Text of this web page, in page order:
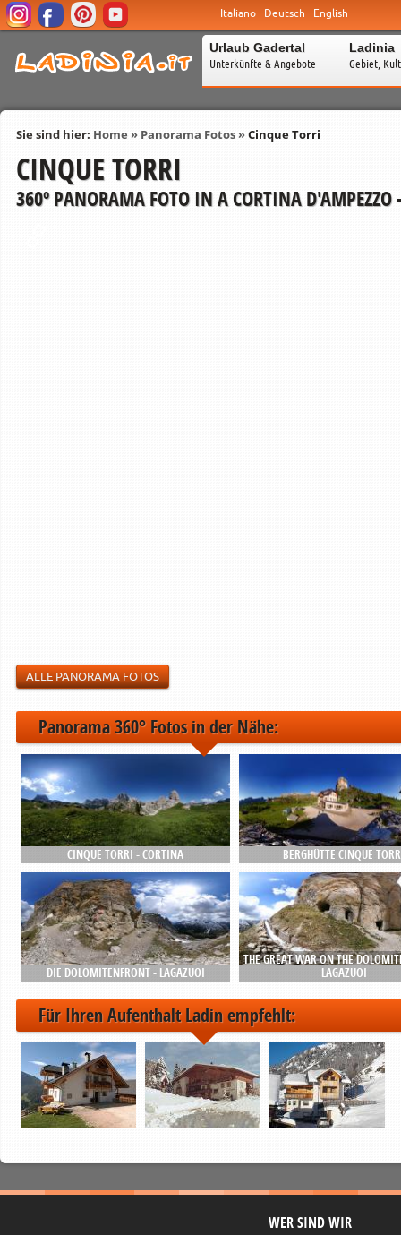
Italiano Deutsch English
Urlaub Gadertal
Unterkünfte & Angebote
Ladinia
Gebiet,
Sie sind hier: Home » Panorama Fotos»Cinque Torri
CINQUE TORRI
360º PANORAMA FOTO IN A CORTINA D'AMPEZZO
ALLE PANORAMA FOTOS
Panorama 360° Fotos in der Nähe:
CINQUE TORRI - CORTINA BERGHÜTTE CINQUE
DIE DOLOMITENFRONT - LAGAZUOI
THE GREAT WAR ON THE
LAGAZUOI
Für Ihren Aufenthalt Ladin empfehlt:
WER SIND WIR